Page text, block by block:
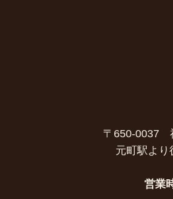
〒650-0037
元町駅よ
営業